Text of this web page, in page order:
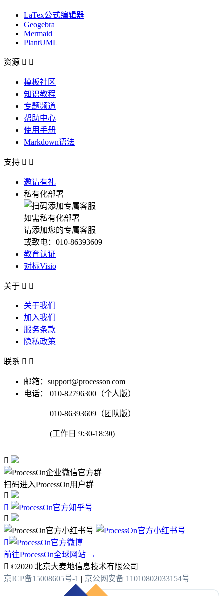
LaTex公式编辑器
Geogebra
Mermaid
PlantUML
资源  
模板社区
知识教程
专题频道
帮助中心
使用手册
Markdown语法
支持  
邀请有礼
私有化部署
如需私有化部署
请添加您的专属客服
或致电：010-86393609
教育认证
对标Visio
关于  
关于我们
加入我们
服务条款
隐私政策
联系  
邮箱：support@processon.com
电话：
010-82796300（个人版）
010-86393609（团队版）
(工作日 9:30-18:30)

扫码进入ProcessOn用户群




前往ProcessOn全球网站 →
 ©2020 北京大麦地信息技术有限公司
京ICP备15008605号-1 | 京公网安备 11010802033154号